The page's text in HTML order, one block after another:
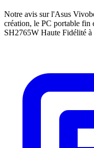
Notre avis sur l'Asus
création, le PC portable
SH2765W Haute Fidélité à